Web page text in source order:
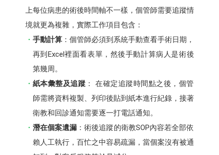
上每位病患的術後時間軸不一樣，個管師需要追蹤情
境就更為複雜，實際工作項目包含：
手動計算：個管師必須到系統手動查看手術日期，
再到Excel裡面看表單，然後手動計算病人是術後
第幾周。
紙本彙整及追蹤 ： 在確定追蹤時間點之後，個管
師需將資料複製、列印後貼到紙本進行紀錄，接著
衛教和回診通知需要逐一打電話通知。
潛在個案遺漏 ：術後追蹤的衛教SOP內容若全部依
賴人工執行，百忙之中容易疏漏，當個案沒有被通